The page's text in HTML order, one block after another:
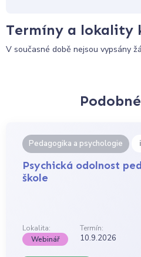
Termíny a lokality
V současné době nejsou vypsány
Pedagogika a psychologie i
Psychická odolnost
škole
Lokalita:
Termín:
Webinář
10.9.2026